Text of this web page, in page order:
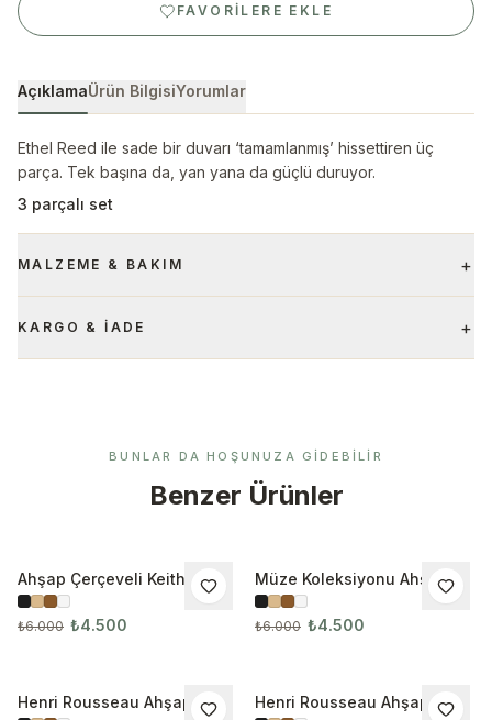
FAVORILERE EKLE
AçıklamaÜrün BilgisiYorumlar
Ethel Reed ile sade bir duvarı ‘tamamlanmış’ hissettiren üç
parça. Tek başına da, yan yana da güçlü duruyor.
3 parçalı set
MALZEME & BAKIM +
KARGO & İADE +
BUNLAR DA HOŞUNUZA GIDEBILIR
Benzer Ürünler
İNDIRIM
Ahşap Çerçeveli Keith
Haring 3’lü Tablo Seti
₺6.000 ₺4.500
İNDIRIM
Müze Koleksiyonu Ahşap
Çerçeveli 3’lü Tablo Seti
₺6.000 ₺4.500
İNDIRIM
Henri Rousseau Ahşap
İNDIRIM
Henri Rousseau Ahşap